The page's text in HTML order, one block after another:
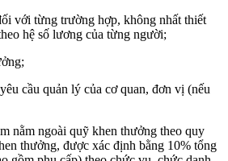
với từng trường hợp, không nhất thiết
hệ số lương của từng người;
cầu quản lý của cơ quan, đơn vị (nếu
nằm ngoài quỹ khen thưởng theo quy
thưởng, được xác định bằng 10% tổng